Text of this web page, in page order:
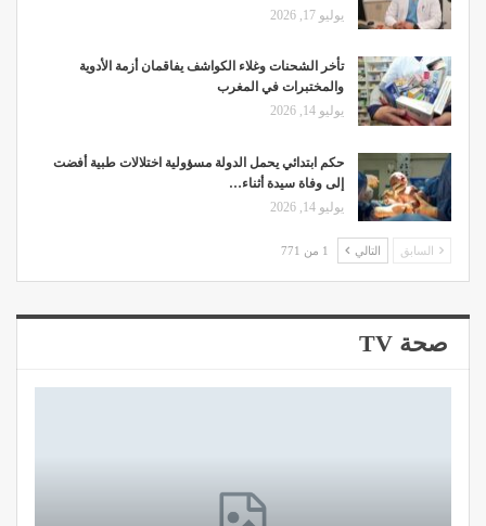
يوليو 17, 2026
تأخر الشحنات وغلاء الكواشف يفاقمان أزمة الأدوية
والمختبرات في المغرب
يوليو 14, 2026
حكم ابتدائي يحمل الدولة مسؤولية اختلالات طبية أفضت
إلى وفاة سيدة أثناء…
يوليو 14, 2026
السابق التالي 1 من 771
صحة TV